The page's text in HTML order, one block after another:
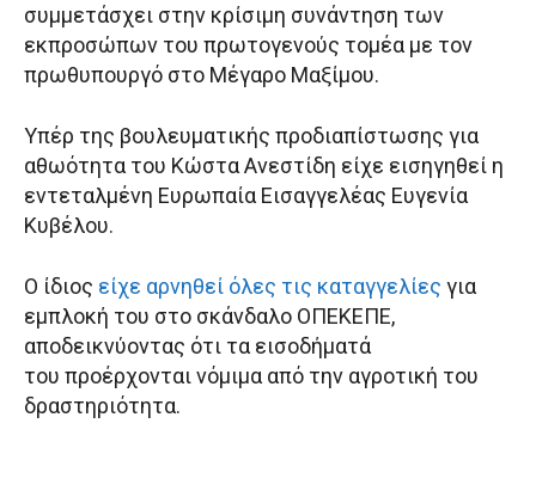
συμμετάσχει στην κρίσιμη συνάντηση των
εκπροσώπων του πρωτογενούς τομέα με τον
πρωθυπουργό στο Μέγαρο Μαξίμου.
Υπέρ της βουλευματικής προδιαπίστωσης για
αθωότητα του Κώστα Ανεστίδη είχε εισηγηθεί η
εντεταλμένη Ευρωπαία Εισαγγελέας Ευγενία
Κυβέλου.
Ο ίδιος είχε αρνηθεί όλες τις καταγγελίες για
εμπλοκή του στο σκάνδαλο ΟΠΕΚΕΠΕ,
αποδεικνύοντας ότι τα εισοδήματά
του προέρχονται νόμιμα από την αγροτική του
δραστηριότητα.